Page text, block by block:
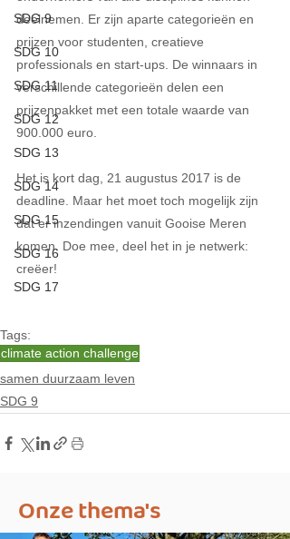
SDG 9
SDG 10
SDG 11
SDG 12
SDG 13
SDG 14
SDG 15
SDG 16
SDG 17
deelnemen. Er zijn aparte categorieën en
prijzen voor studenten, creatieve
professionals en start-ups. De winnaars in
verschillende categorieën delen een
prijzenpakket met een totale waarde van
900.000 euro.
Het is kort dag, 21 augustus 2017 is de
deadline. Maar het moet toch mogelijk zijn
dat er inzendingen vanuit Gooise Meren
komen. Doe mee, deel het in je netwerk:
creëer!
Tags:
climate action challenge
samen duurzaam leven
SDG 9
Onze thema's